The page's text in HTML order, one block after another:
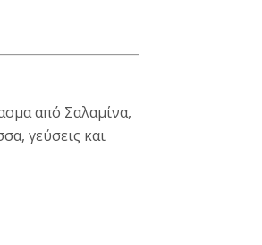
από Σαλαμίνα,
γεύσεις και